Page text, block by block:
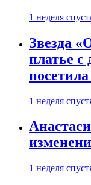
1 неделя
Звезда
платье с
1 неделя
1 неделя